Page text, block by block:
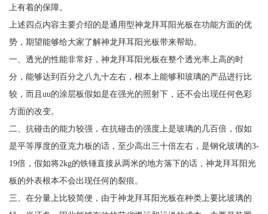
上有着的保障。
上述四点内容主要介绍的是通用型神龙拜耳阳光板在功能方面的优
势，期望能够给大家了解神龙拜耳阳光板带来帮助。
一、透光的性能非常好，神龙拜耳阳光板在整个透光率上高的时
分，能够达到百分之八九十左右，根本上能够和玻璃的产品进行比
较，而且uu的涂层板假如是在强光的照射下，还不会出现任何色彩
方面的改变。
二、抗碰击的能力较强，在抗碰击的强度上是玻璃的几百倍，假如
是平等厚度的亚克力板的话，至少高出三十倍左右，是钢化玻璃的3-
19倍，假如将2kg的铁锤直接从两米的地方落下的话，神龙拜耳阳光
板的外表根本不会出现任何的裂痕。
三、在分量上比较简便，由于神龙拜耳阳光板在种类上要比玻璃的